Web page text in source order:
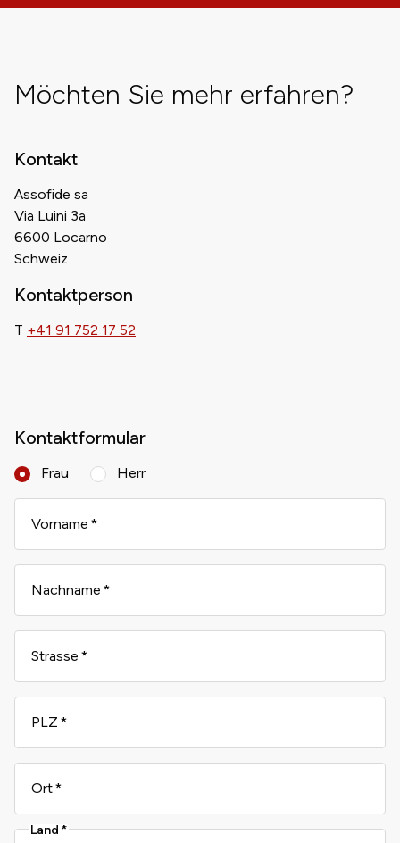
Möchten Sie mehr erfahren?
Kontakt
Assofide sa
Via Luini 3a
6600 Locarno
Schweiz
Kontaktperson
T +41 91 752 17 52
Kontaktformular
Frau Herr
Vorname
Nachname
Strasse
PLZ
Ort
Land